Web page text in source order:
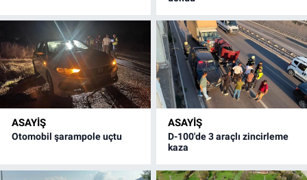
ASAYİŞ
Otomobil şarampole uçtu
ASAYİŞ
D-100'de 3 araçlı zincirleme
kaza